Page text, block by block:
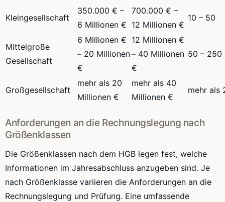
Kleingesellschaft
350.000 € –
6 Millionen €
700.000 € –
12 Millionen €
10 – 50
Mittelgroße
Gesellschaft
6 Millionen €
– 20 Millionen
€
12 Millionen €
– 40 Millionen
€
50 – 250
Großgesellschaft
mehr als 20
Millionen €
mehr als 40
Millionen €
mehr als
Anforderungen an die Rechnungslegung nach
Größenklassen
Die Größenklassen nach dem HGB legen fest, welche
Informationen im Jahresabschluss anzugeben sind. Je
nach Größenklasse variieren die Anforderungen an die
Rechnungslegung und Prüfung. Eine umfassende